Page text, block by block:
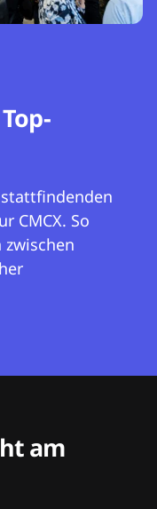
CMCX. So
am